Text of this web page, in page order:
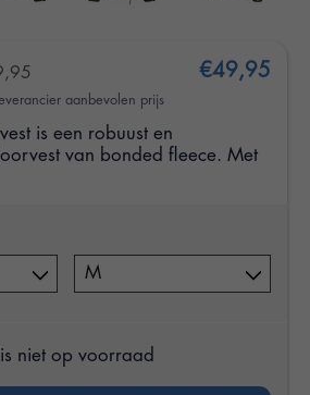
aanbevolen prijs
€49,95
is een robuust en
van bonded fleece. Met
niet op voorraad